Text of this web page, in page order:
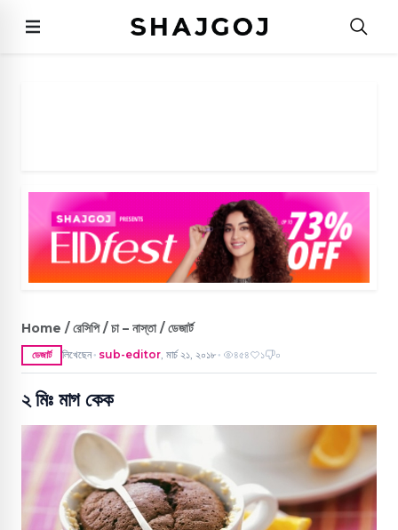
Home / রেসিপি / চা – নাস্তা / ডেজার্ট
ডেজার্ট লিখেছেন ● sub-editor, মার্চ ২১, ২০১৮ ● ৪৫৪ ১ ০
২ মিঃ মাগ কেক